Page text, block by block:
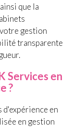
que la
gestion
transparente
Services en
?
d'expérience en
en gestion